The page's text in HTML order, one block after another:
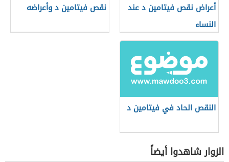
أعراض نقص فيتامين د عند
النساء
نقص فيتامين د وأعراضه
النقص الحاد في فيتامين د
الزوار شاهدوا أيضاً